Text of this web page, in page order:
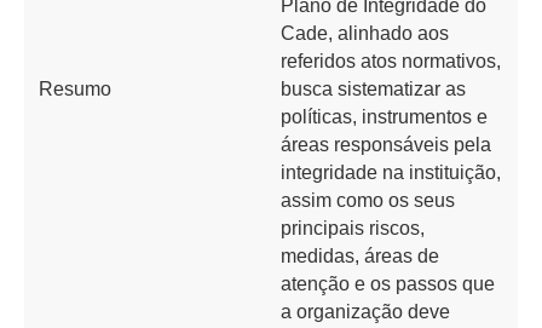
Resumo
Plano de Integridade do
Cade, alinhado aos
referidos atos normativos,
busca sistematizar as
políticas, instrumentos e
áreas responsáveis pela
integridade na instituição,
assim como os seus
principais riscos,
medidas, áreas de
atenção e os passos que
a organização deve